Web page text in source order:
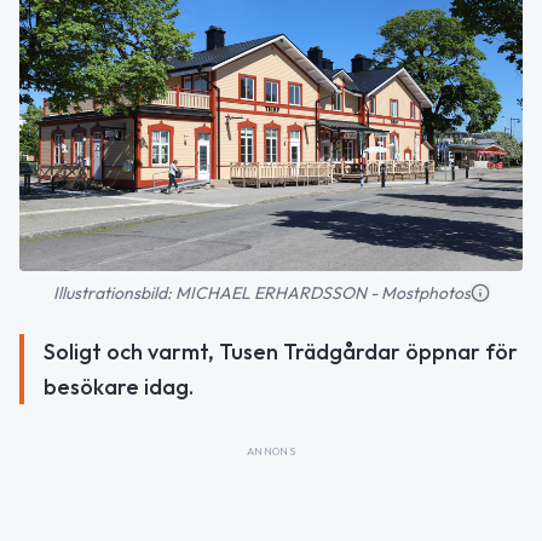
Illustrationsbild: MICHAEL ERHARDSSON - Mostphotos
Soligt och varmt, Tusen Trädgårdar öppnar för
besökare idag.
ANNONS